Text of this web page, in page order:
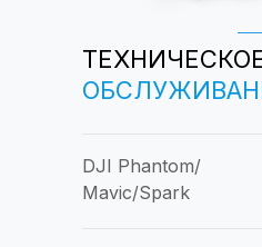
DJI Phantom/
Mavic/Spark